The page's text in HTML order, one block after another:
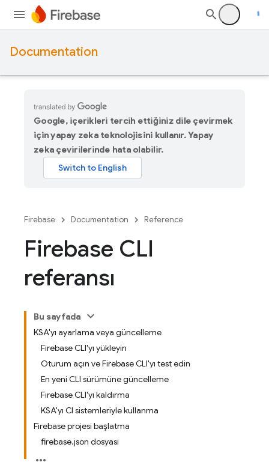
Documentation
Google, içerikleri tercih ettiğiniz dile çevirmek
için yapay zeka teknolojisini kullanır. Yapay
zeka çevirilerinde hata olabilir.
Firebase Documentation Reference
Firebase CLI
referansı
Bu sayfada
KSA'yı ayarlama veya güncelleme
Firebase CLI'yı yükleyin
Oturum açın ve Firebase CLI'yı test edin
En yeni CLI sürümüne güncelleme
Firebase CLI'yı kaldırma
KSA'yı CI sistemleriyle kullanma
Firebase projesi başlatma
firebase.json dosyası